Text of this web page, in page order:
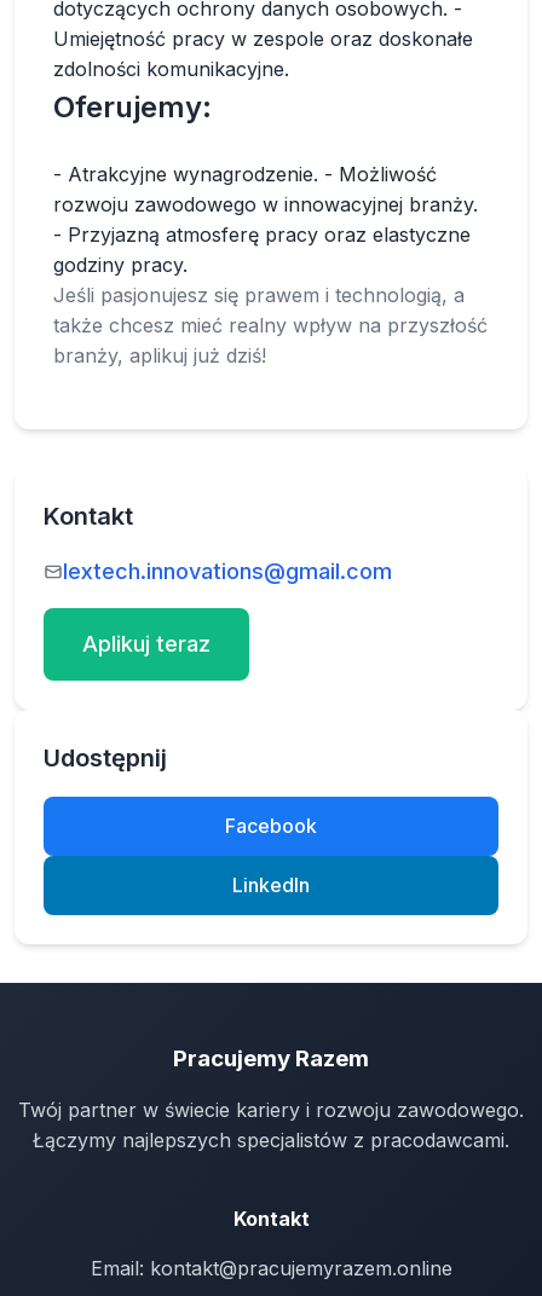
dotyczących ochrony danych osobowych. -
Umiejętność pracy w zespole oraz doskonałe
zdolności komunikacyjne.
Oferujemy:
- Atrakcyjne wynagrodzenie. - Możliwość
rozwoju zawodowego w innowacyjnej branży.
- Przyjazną atmosferę pracy oraz elastyczne
godziny pracy.
Jeśli pasjonujesz się prawem i technologią, a
także chcesz mieć realny wpływ na przyszłość
branży, aplikuj już dziś!
Kontakt
lextech.innovations@gmail.com
Aplikuj teraz
Udostępnij
Facebook
LinkedIn
Pracujemy Razem
Twój partner w świecie kariery i rozwoju zawodowego.
Łączymy najlepszych specjalistów z pracodawcami.
Kontakt
Email: kontakt@pracujemyrazem.online